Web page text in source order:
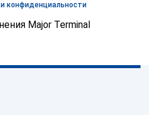
конфиденциальности